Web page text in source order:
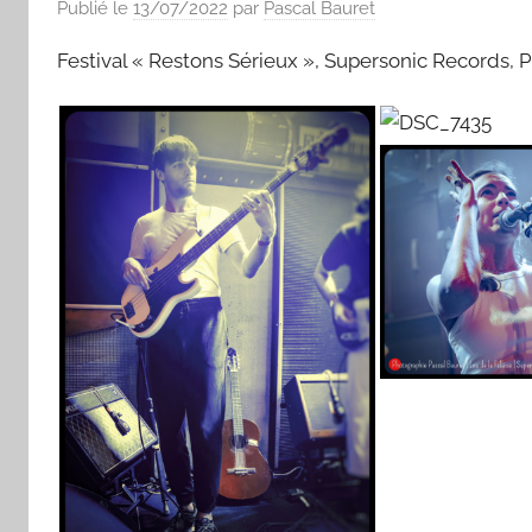
Publié le 13/07/2022 par Pascal Bauret
Festival « Restons Sérieux », Supersonic Records,